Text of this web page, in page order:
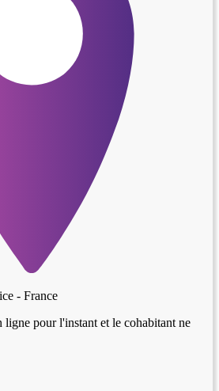
- France
ligne pour l'instant et le cohabitant ne